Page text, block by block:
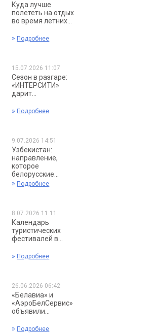
Куда лучше
полететь на отдых
во время летних...
» Подробнее
15.07.2026 11:07
Сезон в разгаре:
«ИНТЕРСИТИ»
дарит...
» Подробнее
9.07.2026 14:51
Узбекистан:
направление,
которое
белорусские...
» Подробнее
8.07.2026 11:11
Календарь
туристических
фестивалей в...
» Подробнее
26.06.2026 06:42
«Белавиа» и
«АэроБелСервис»
объявили...
» Подробнее